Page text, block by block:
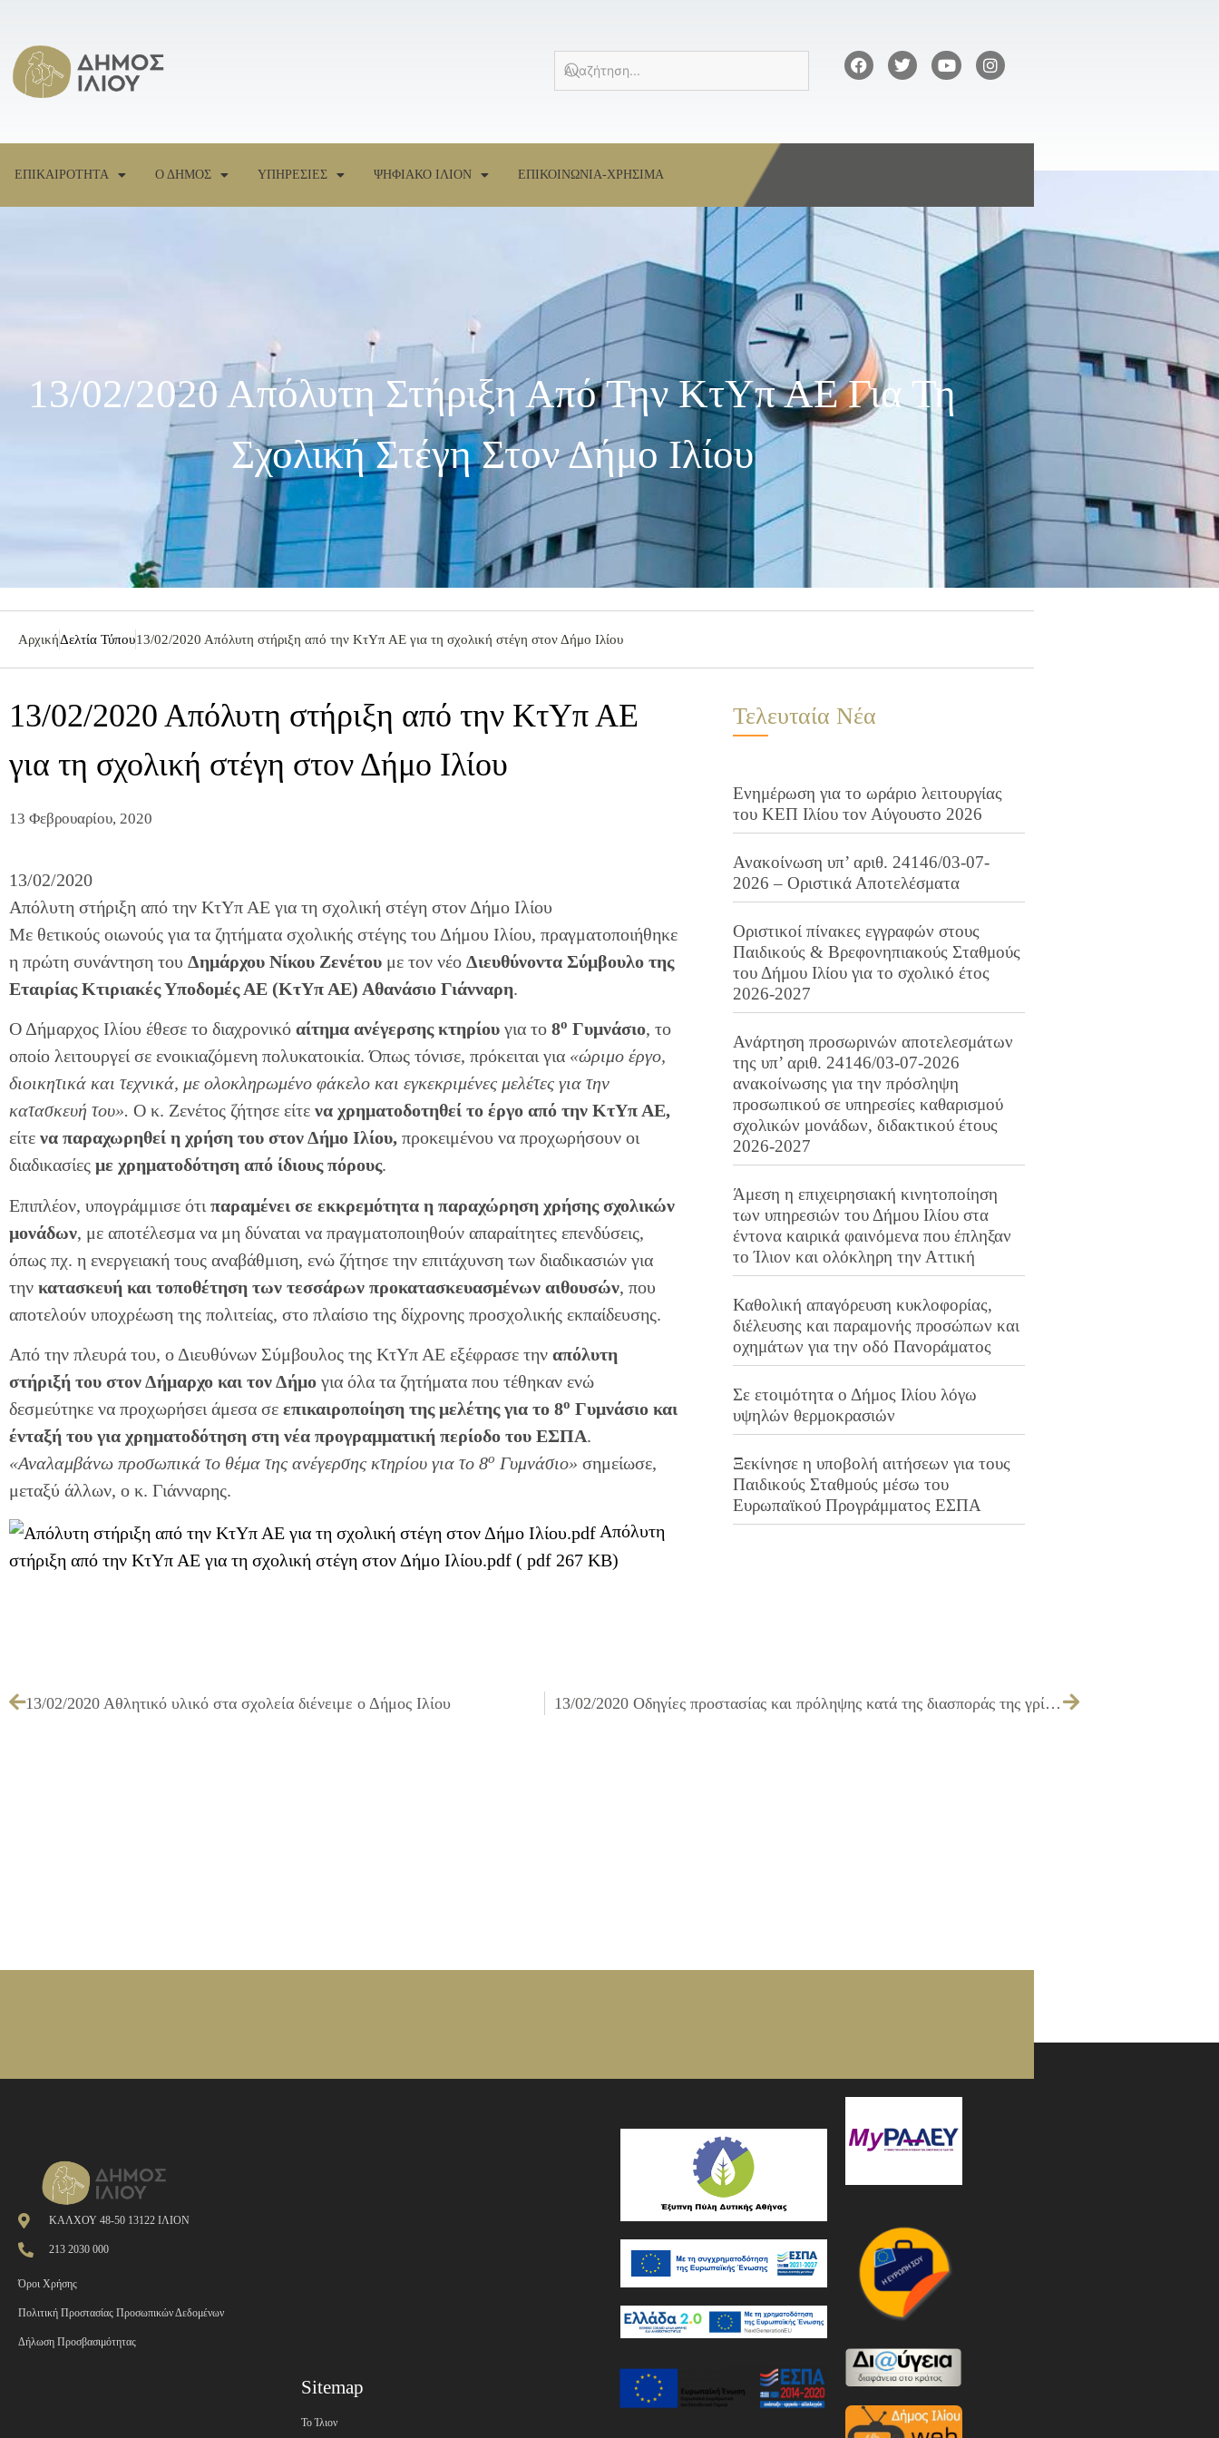
ΕΠΙΚΑΙΡΟΤΗΤΑ Ο ΔΗΜΟΣ ΥΠΗΡΕΣΙΕΣ ΨΗΦΙΑΚΟ ΙΛΙΟΝ ΕΠΙΚΟΙΝΩΝΙΑ-ΧΡΗΣΙΜΑ
13/02/2020 Απόλυτη Στήριξη Από Την ΚτΥπ ΑΕ Για Τη
Σχολική Στέγη Στον Δήμο Ιλίου
ΑρχικήΔελτία Τύπου13/02/2020 Απόλυτη στήριξη από την ΚτΥπ ΑΕ για τη σχολική στέγη στον Δήμο Ιλίου
13/02/2020 Απόλυτη στήριξη από την ΚτΥπ ΑΕ
για τη σχολική στέγη στον Δήμο Ιλίου
13 Φεβρουαρίου, 2020
13/02/2020
Απόλυτη στήριξη από την ΚτΥπ ΑΕ για τη σχολική στέγη στον Δήμο Ιλίου
Με θετικούς οιωνούς για τα ζητήματα σχολικής στέγης του Δήμου Ιλίου, πραγματοποιήθηκε
η πρώτη συνάντηση του Δημάρχου Νίκου Ζενέτου με τον νέο Διευθύνοντα Σύμβουλο της
Εταιρίας Κτιριακές Υποδομές ΑΕ (ΚτΥπ ΑΕ) Αθανάσιο Γιάνναρη.
Ο Δήμαρχος Ιλίου έθεσε το διαχρονικό αίτημα ανέγερσης κτηρίου για το 8ο Γυμνάσιο, το
οποίο λειτουργεί σε ενοικιαζόμενη πολυκατοικία. Όπως τόνισε, πρόκειται για «ώριμο έργο,
διοικητικά και τεχνικά, με ολοκληρωμένο φάκελο και εγκεκριμένες μελέτες για την
κατασκευή του». Ο κ. Ζενέτος ζήτησε είτε να χρηματοδοτηθεί το έργο από την ΚτΥπ ΑΕ,
είτε να παραχωρηθεί η χρήση του στον Δήμο Ιλίου, προκειμένου να προχωρήσουν οι
διαδικασίες με χρηματοδότηση από ίδιους πόρους.
Επιπλέον, υπογράμμισε ότι παραμένει σε εκκρεμότητα η παραχώρηση χρήσης σχολικών
μονάδων, με αποτέλεσμα να μη δύναται να πραγματοποιηθούν απαραίτητες επενδύσεις,
όπως πχ. η ενεργειακή τους αναβάθμιση, ενώ ζήτησε την επιτάχυνση των διαδικασιών για
την κατασκευή και τοποθέτηση των τεσσάρων προκατασκευασμένων αιθουσών, που
αποτελούν υποχρέωση της πολιτείας, στο πλαίσιο της δίχρονης προσχολικής εκπαίδευσης.
Από την πλευρά του, ο Διευθύνων Σύμβουλος της ΚτΥπ ΑΕ εξέφρασε την απόλυτη
στήριξή του στον Δήμαρχο και τον Δήμο για όλα τα ζητήματα που τέθηκαν ενώ
δεσμεύτηκε να προχωρήσει άμεσα σε επικαιροποίηση της μελέτης για το 8ο Γυμνάσιο και
ένταξή του για χρηματοδότηση στη νέα προγραμματική περίοδο του ΕΣΠΑ.
«Αναλαμβάνω προσωπικά το θέμα της ανέγερσης κτηρίου για το 8ο Γυμνάσιο» σημείωσε,
μεταξύ άλλων, ο κ. Γιάνναρης.
Απόλυτη
στήριξη από την ΚτΥπ ΑΕ για τη σχολική στέγη στον Δήμο Ιλίου.pdf ( pdf 267 KB)
Τελευταία Νέα
Ενημέρωση για το ωράριο λειτουργίας
του ΚΕΠ Ιλίου τον Αύγουστο 2026
Ανακοίνωση υπ’ αριθ. 24146/03-07-
2026 – Οριστικά Αποτελέσματα
Οριστικοί πίνακες εγγραφών στους
Παιδικούς & Βρεφονηπιακούς Σταθμούς
του Δήμου Ιλίου για το σχολικό έτος
2026-2027
Ανάρτηση προσωρινών αποτελεσμάτων
της υπ’ αριθ. 24146/03-07-2026
ανακοίνωσης για την πρόσληψη
προσωπικού σε υπηρεσίες καθαρισμού
σχολικών μονάδων, διδακτικού έτους
2026-2027
Άμεση η επιχειρησιακή κινητοποίηση
των υπηρεσιών του Δήμου Ιλίου στα
έντονα καιρικά φαινόμενα που έπληξαν
το Ίλιον και ολόκληρη την Αττική
Καθολική απαγόρευση κυκλοφορίας,
διέλευσης και παραμονής προσώπων και
οχημάτων για την οδό Πανοράματος
Σε ετοιμότητα ο Δήμος Ιλίου λόγω
υψηλών θερμοκρασιών
Ξεκίνησε η υποβολή αιτήσεων για τους
Παιδικούς Σταθμούς μέσω του
Ευρωπαϊκού Προγράμματος ΕΣΠΑ
13/02/2020 Αθλητικό υλικό στα σχολεία διένειμε ο Δήμος Ιλίου 13/02/2020 Οδηγίες προστασίας και πρόληψης κατά της διασποράς της γρίπης
ΚΑΛΧΟΥ 48-50 13122 ΙΛΙΟΝ
213 2030 000
Όροι Χρήσης
Πολιτική Προστασίας Προσωπικών Δεδομένων
Δήλωση Προσβασιμότητας
Sitemap
Το Ίλιον